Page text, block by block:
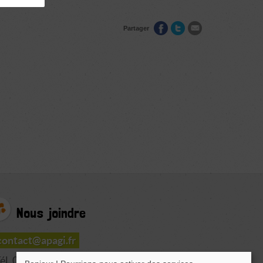
Partager
Nous joindre
04 76 77 20 06